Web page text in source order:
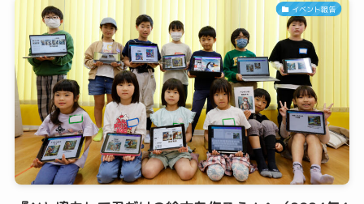
イベント報告